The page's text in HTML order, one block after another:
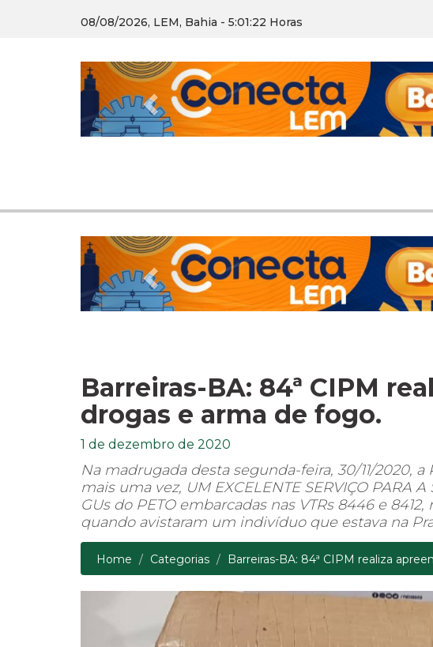
08/08/2026, LEM, Bahia - 5:01:23 Horas
Previous
Previous
Barreiras-BA: 84ª CIPM
drogas e arma de fogo.
1 de dezembro de 2020
Na madrugada desta segunda-feira, 30/11/2020,
mais uma vez, UM EXCELENTE SERVIÇO PARA
GUs do PETO embarcadas nas VTRs 8446 e
quando avistaram um indivíduo que estava na
Home Categorias Barreiras-BA: 84ª CIPM realiza